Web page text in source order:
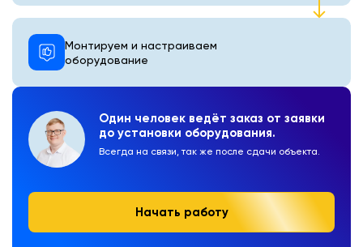
Один человек ведёт заказ от заявки
до установки оборудования.
Всегда на связи, так же после сдачи объекта.
Начать работу
Монтируем и настраиваем
оборудование